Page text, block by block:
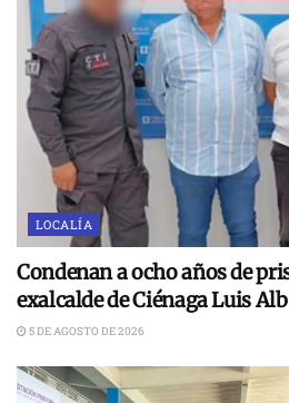
LOCALÍA
Condenan a ocho años de
exalcalde de Ciénaga Luis
5 DE AGOSTO DE 2026